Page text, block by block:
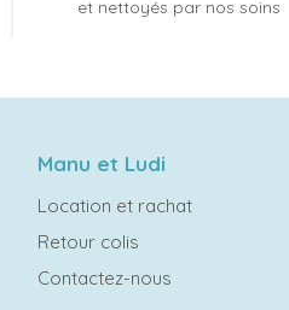
et nettoyés par nos soins
Manu et Ludi
Location et rachat
Retour colis
Contactez-nous